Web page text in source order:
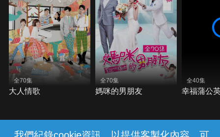
全70集
大人情歌
全70集
媽咪的男朋友
全40集
幸福蒲公